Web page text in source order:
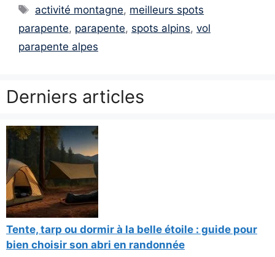
Étiquettes
activité montagne, meilleurs spots
parapente, parapente, spots alpins, vol
parapente alpes
Derniers articles
Tente, tarp ou dormir à la belle étoile : guide pour
bien choisir son abri en randonnée